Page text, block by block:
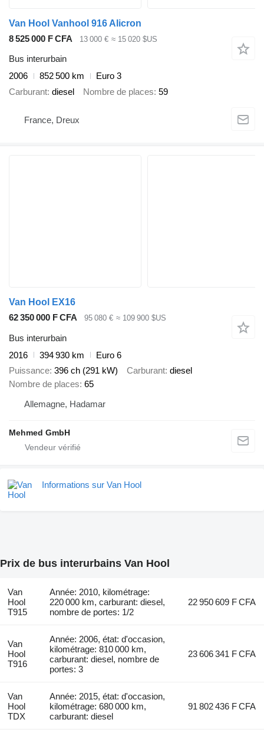
Van Hool Vanhool 916 Alicron
8 525 000 F CFA
13 000 € ≈ 15 020 $US
Bus interurbain
2006
852 500 km
Euro 3
Carburant diesel Nombre de places 59
France, Dreux
Van Hool EX16
62 350 000 F CFA
95 080 € ≈ 109 900 $US
Bus interurbain
2016
394 930 km
Euro 6
Puissance 396 ch (291 kW) Carburant diesel
Nombre de places 65
Allemagne, Hadamar
Mehmed GmbH
Informations sur Van Hool
Prix de bus interurbains Van Hool
Van
Hool
T915
Année: 2010, kilométrage:
220 000 km, carburant: diesel,
nombre de portes: 1/2
22 950 609 F CFA
Van
Hool
T916
Année: 2006, état: d'occasion,
kilométrage: 810 000 km,
carburant: diesel, nombre de
portes: 3
23 606 341 F CFA
Van
Hool
TDX
Année: 2015, état: d'occasion,
kilométrage: 680 000 km,
carburant: diesel
91 802 436 F CFA